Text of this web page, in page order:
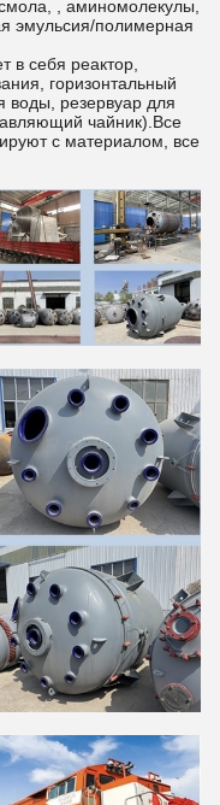
, аминомолекулы,
эмульсия/полимерная
в себя реактор,
горизонтальный
воды, резервуар для
чайник).Все
с материалом, все